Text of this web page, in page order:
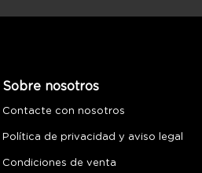
Sobre nosotros
Contacte con nosotros
Política de privacidad y aviso legal
Condiciones de venta